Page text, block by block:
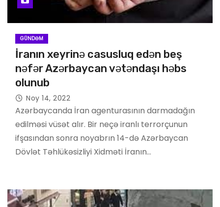
GÜNDƏM
İranın xeyrinə casusluq edən beş
nəfər Azərbaycan vətəndaşı həbs
olunub
Noy 14, 2022
Azərbaycanda İran agenturasının darmadağın
edilməsi vüsət alır. Bir neçə iranlı terrorçunun
ifşasından sonra noyabrın 14-də Azərbaycan
Dövlət Təhlükəsizliyi Xidməti İranın…